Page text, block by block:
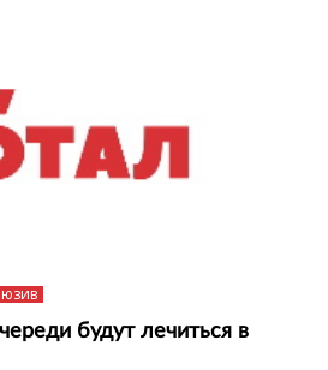
будут лечиться в